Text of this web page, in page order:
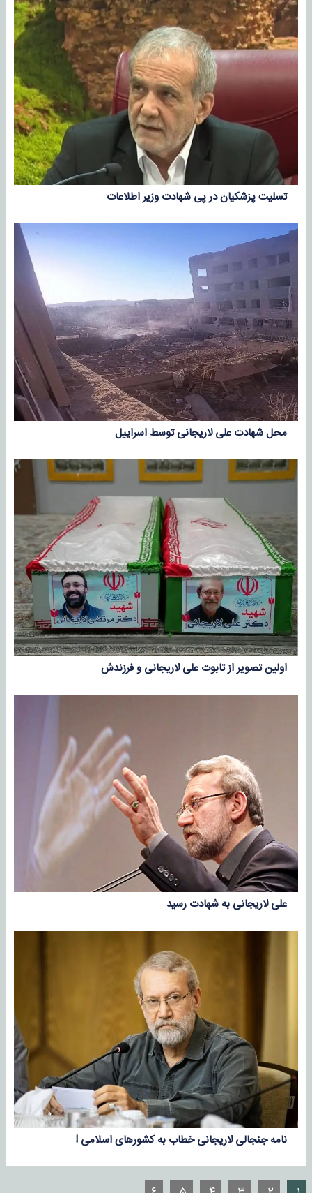
تسلیت پزشکیان در پی شهادت وزیر اطلاعات
محل شهادت علی لاریجانی توسط اسراییل
اولین تصویر از تابوت علی لاریجانی و فرزندش
علی لاریجانی به شهادت رسید
نامه جنجالی لاریجانی خطاب به کشور‌های اسلامی !